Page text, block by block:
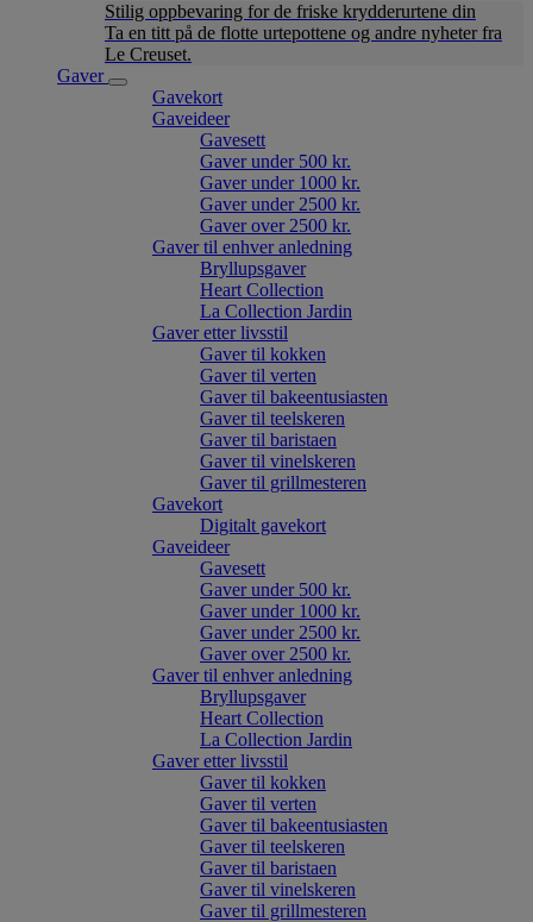
Stilig oppbevaring for de friske krydderurtene din
Ta en titt på de flotte urtepottene og andre nyheter fra
Le Creuset.
Gaver
Gavekort
Gaveideer
Gavesett
Gaver under 500 kr.
Gaver under 1000 kr.
Gaver under 2500 kr.
Gaver over 2500 kr.
Gaver til enhver anledning
Bryllupsgaver
Heart Collection
La Collection Jardin
Gaver etter livsstil
Gaver til kokken
Gaver til verten
Gaver til bakeentusiasten
Gaver til teelskeren
Gaver til baristaen
Gaver til vinelskeren
Gaver til grillmesteren
Gavekort
Digitalt gavekort
Gaveideer
Gavesett
Gaver under 500 kr.
Gaver under 1000 kr.
Gaver under 2500 kr.
Gaver over 2500 kr.
Gaver til enhver anledning
Bryllupsgaver
Heart Collection
La Collection Jardin
Gaver etter livsstil
Gaver til kokken
Gaver til verten
Gaver til bakeentusiasten
Gaver til teelskeren
Gaver til baristaen
Gaver til vinelskeren
Gaver til grillmesteren